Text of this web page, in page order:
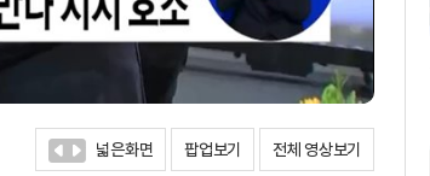
넓은화면 팝업보기 전체 영상보기